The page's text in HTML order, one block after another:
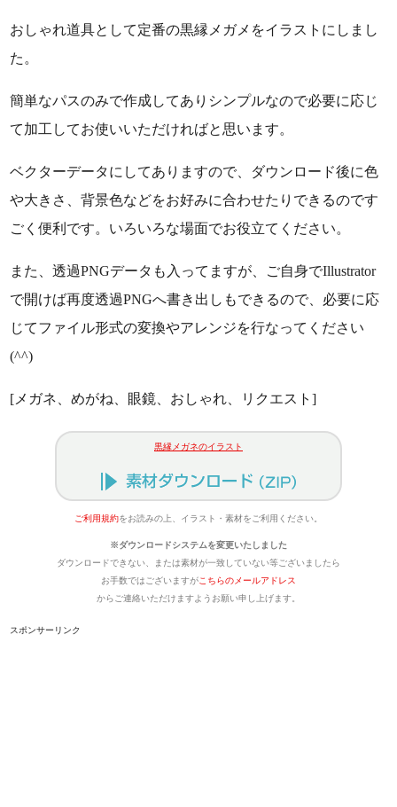
おしゃれ道具として定番の黒縁メガメをイラストにしまし
た。
簡単なパスのみで作成してありシンプルなので必要に応じ
て加工してお使いいただければと思います。
ベクターデータにしてありますので、ダウンロード後に色
や大きさ、背景色などをお好みに合わせたりできるのです
ごく便利です。いろいろな場面でお役立てください。
また、透過PNGデータも入ってますが、ご自身でIllustrator
で開けば再度透過PNGへ書き出しもできるので、必要に応
じてファイル形式の変換やアレンジを行なってください
(^^)
[メガネ、めがね、眼鏡、おしゃれ、リクエスト]
黒縁メガネのイラスト
ご利用規約をお読みの上、イラスト・素材をご利用ください。
※ダウンロードシステムを変更いたしました
ダウンロードできない、または素材が一致していない等ございましたら
お手数ではございますがこちらのメールアドレス
からご連絡いただけますようお願い申し上げます。
スポンサーリンク